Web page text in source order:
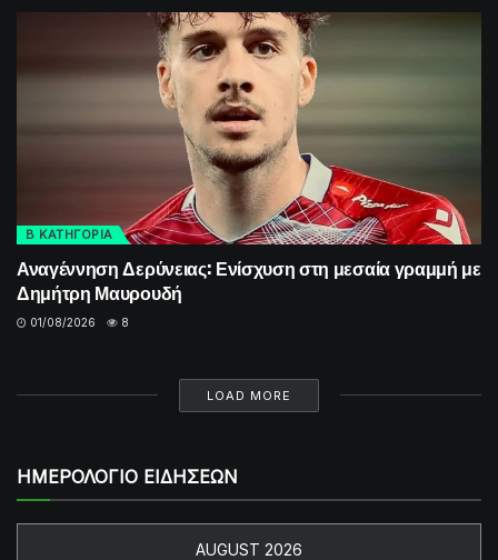
Β ΚΑΤΗΓΟΡΙΑ
Αναγέννηση Δερύνειας: Ενίσχυση στη μεσαία γραμμή με
Δημήτρη Μαυρουδή
01/08/2026 8
LOAD MORE
ΗΜΕΡΟΛΟΓΙΟ ΕΙΔΗΣΕΩΝ
AUGUST 2026